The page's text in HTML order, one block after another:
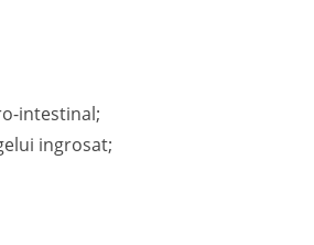
intestinal;
ingrosat;